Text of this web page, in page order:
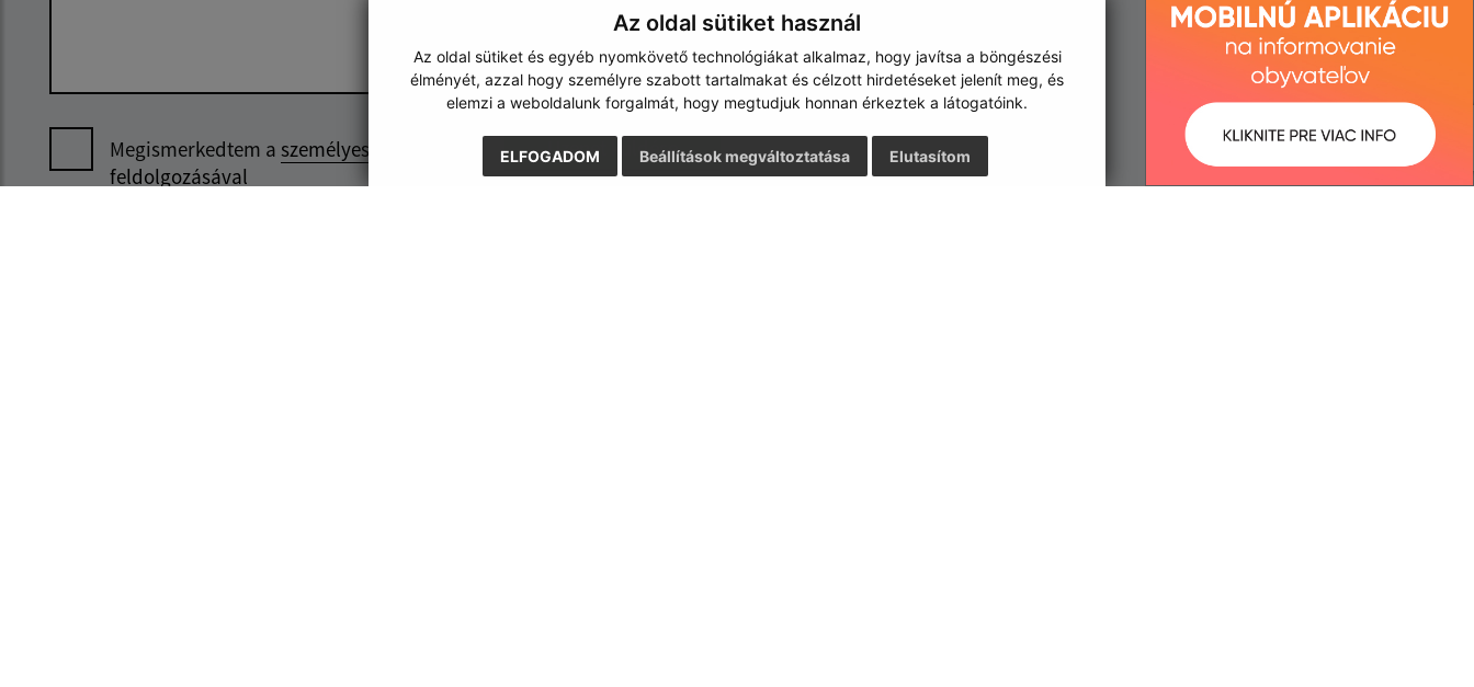
Az oldal sütiket használ
Az oldal sütiket és egyéb nyomkövető technológiákat alkalmaz, hogy javítsa a böngészési
élményét, azzal hogy személyre szabott tartalmakat és célzott hirdetéseket jelenít meg, és
elemzi a weboldalunk forgalmát, hogy megtudjuk honnan érkeztek a látogatóink.
ELFOGADOM Elutasítom
Beállítások megváltoztatása
Megismerkedtem a személyes adatok
feldolgozásával
Google reCaptcha Response
Üzenet küldése
IČO: 00331724